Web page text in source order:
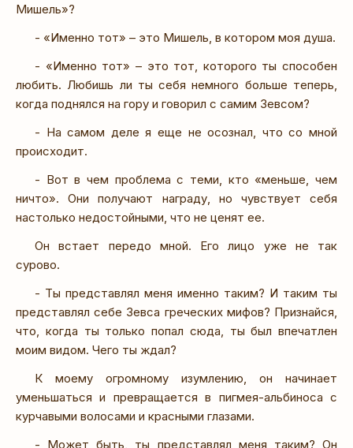
Мишель»?
- «Именно тот» – это Мишель, в котором моя душа.
- «Именно тот» – это тот, которого ты способен
любить. Любишь ли ты себя немного больше теперь,
когда поднялся на гору и говорил с самим Зевсом?
- На самом деле я еще не осознал, что со мной
происходит.
- Вот в чем проблема с теми, кто «меньше, чем
ничто». Они получают награду, но чувствует себя
настолько недостойными, что не ценят ее.
Он встает передо мной. Его лицо уже не так
сурово.
- Ты представлял меня именно таким? И таким ты
представлял себе Зевса греческих мифов? Признайся,
что, когда ты только попал сюда, ты был впечатлен
моим видом. Чего ты ждал?
К моему огромному изумлению, он начинает
уменьшаться и превращается в пигмея-альбиноса с
курчавыми волосами и красными глазами.
- Может быть, ты представлял меня таким? Он